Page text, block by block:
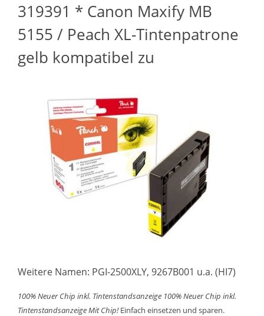
319391 * Canon Maxify MB
5155 / Peach XL-Tintenpatrone
gelb kompatibel zu
Weitere Namen: PGI-2500XLY, 9267B001 u.a. (HI7)
100% Neuer Chip inkl. Tintenstandsanzeige 100% Neuer Chip inkl.
TintenstandsanzeigeMit Chip!Einfach einsetzen und sparen.